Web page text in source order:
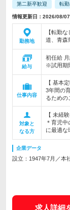
第二新卒歓迎 転勤
情報更新日：2026/08/
勤務地
【転勤
道、青森
給与
初任給
※試用期
仕事内容
【 基本
3年間の
るための
対象と
なる方
【 未経
＊育児
に最適な
企業データ
設立：1947年7月／本
求人詳細